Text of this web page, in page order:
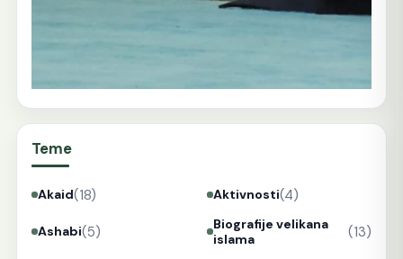
Teme
Akaid(18) Aktivnosti(4)
Ashabi(5)
Biografije velikana
islama
(13)